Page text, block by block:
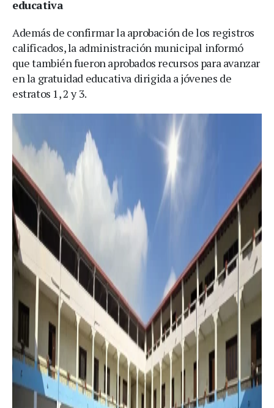
educativa
Además de confirmar la aprobación de los registros
calificados, la administración municipal informó
que también fueron aprobados recursos para avanzar
en la gratuidad educativa dirigida a jóvenes de
estratos 1, 2 y 3.